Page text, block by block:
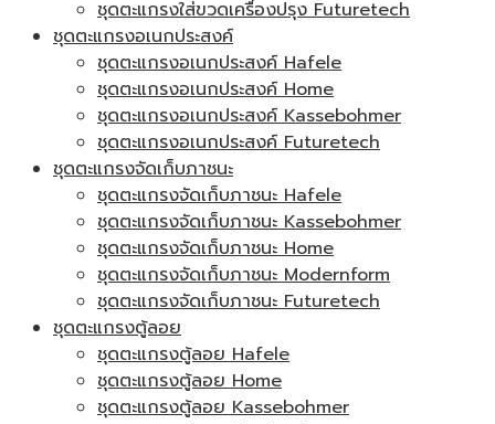
ชุดตะแกรงใส่ขวดเครื่องปรุง Futuretech
ชุดตะแกรงอเนกประสงค์
ชุดตะแกรงอเนกประสงค์ Hafele
ชุดตะแกรงอเนกประสงค์ Home
ชุดตะแกรงอเนกประสงค์ Kassebohmer
ชุดตะแกรงอเนกประสงค์ Futuretech
ชุดตะแกรงจัดเก็บภาชนะ
ชุดตะแกรงจัดเก็บภาชนะ Hafele
ชุดตะแกรงจัดเก็บภาชนะ Kassebohmer
ชุดตะแกรงจัดเก็บภาชนะ Home
ชุดตะแกรงจัดเก็บภาชนะ Modernform
ชุดตะแกรงจัดเก็บภาชนะ Futuretech
ชุดตะแกรงตู้ลอย
ชุดตะแกรงตู้ลอย Hafele
ชุดตะแกรงตู้ลอย Home
ชุดตะแกรงตู้ลอย Kassebohmer